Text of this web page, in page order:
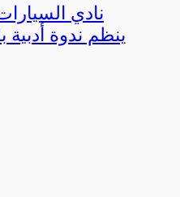
نادي
ينظم ندوة أدبية